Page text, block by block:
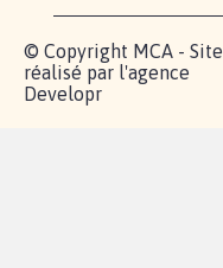
© Copyright MCA - Site
réalisé par l'agence
Developr